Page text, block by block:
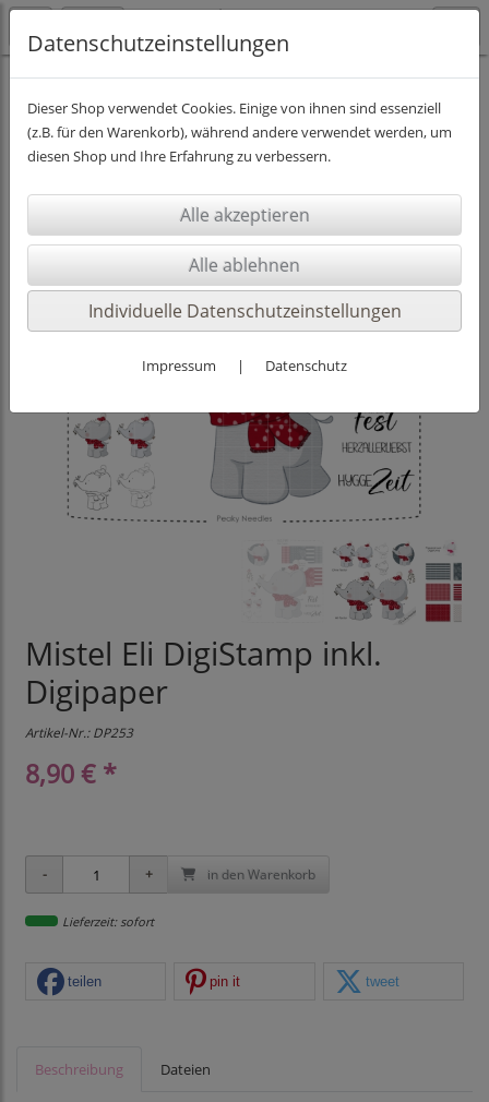
DIGISTAMPS INKL. PAPIER
Mistel Eli DigiStamp inkl.
Digipaper
Artikel-Nr.:DP253
8,90 € *
in den Warenkorb
Lieferzeit: sofort
teilen pin it tweet
Beschreibung Dateien
Datenschutzeinstellungen
Dieser Shop verwendet Cookies. Einige von ihnen sind essenziell
(z.B. für den Warenkorb), während andere verwendet werden, um
diesen Shop und Ihre Erfahrung zu verbessern.
Individuelle Datenschutzeinstellungen
Impressum | Datenschutz